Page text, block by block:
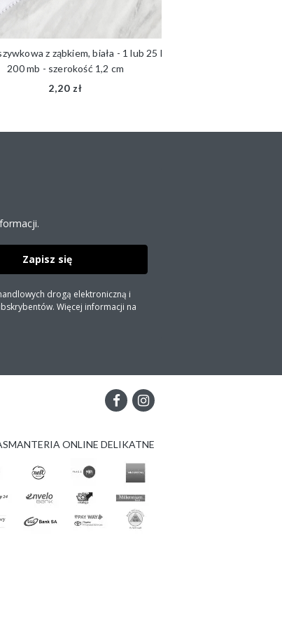
z ząbkiem, biała - 1 lub 25 lub
200 mb - szerokość 1,2 cm
2,20 zł
Zapisz się
drogą elektroniczną i
Więcej informacji na
ONLINE DELIKATNE